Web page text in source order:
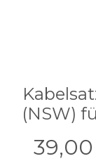
(NSW)